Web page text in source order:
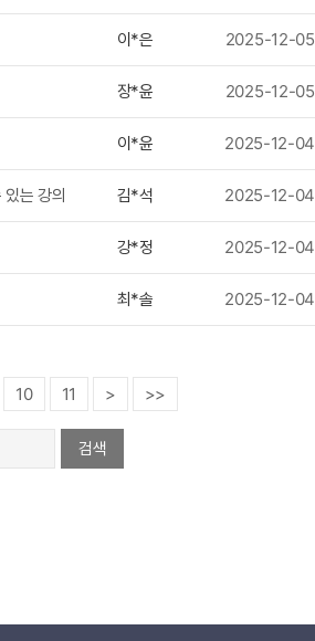
이*은 2025-12-05
장*윤 2025-12-05
이*윤 2025-12-04
는 강의 김*석 2025-12-04
강*정 2025-12-04
최*솔 2025-12-04
10 11 > >>
검색